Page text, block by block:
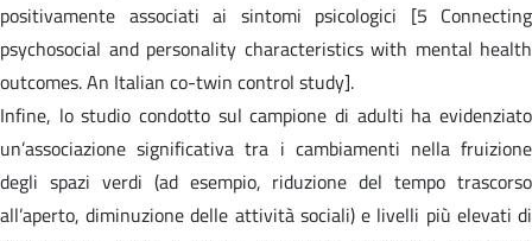
positivamente associati ai sintomi psicologici [5 Connecting
psychosocial and personality characteristics with mental health
outcomes. An Italian co-twin control study].
Infine, lo studio condotto sul campione di adulti ha evidenziato
un’associazione significativa tra i cambiamenti nella fruizione
degli spazi verdi (ad esempio, riduzione del tempo trascorso
all’aperto, diminuzione delle attività sociali) e livelli più elevati di